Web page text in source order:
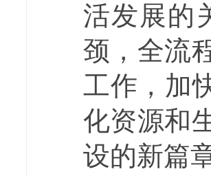
活发展的
颈，全流
工作，加
化资源和
设的新篇章